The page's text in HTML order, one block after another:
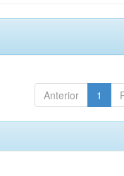
Anterior 1